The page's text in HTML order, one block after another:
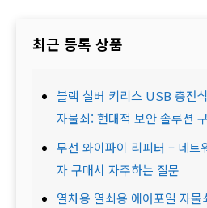
최근 등록 상품
블랙 실버 키리스 USB 충전
자물쇠: 현대적 보안 솔루션
무선 와이파이 리피터 – 네트
자 구매시 자주하는 질문
열차용 열쇠용 에어포일 자